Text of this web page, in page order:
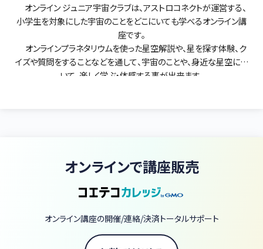
オンライン ジュニア宇宙クラブは、アストロコネクトが運営する、
小学生を対象にした宇宙のことをどこにいても学べるオンライン講
座です。
オンラインプラネタリウムを使った星空解説や、星を探す体験、ク
イズや質問をすることなどを通して、宇宙のことや、身近な星空につ
いて、楽しく学ぶ・体感する事が出来ます。
イン放課後「みんなの広場」を開催。宇宙に関する質問やテーマトー
オンラインで講座販売
オンライン講座の開催/連絡/決済トータルサポート